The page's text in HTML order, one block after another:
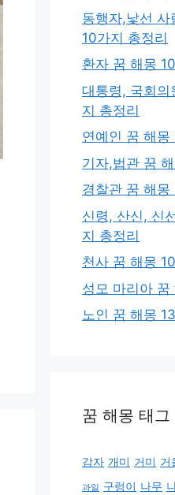
동행자,낯선 사
10가지 총정리
환자 꿈 해몽
대통령, 국회
지 총정리
연예인 꿈 해몽
기자,법관 꿈
경찰관 꿈 해몽
신령, 산신, 신
지 총정리
천사 꿈 해몽
성모 마리아 꿈
노인 꿈 해몽
꿈 해몽 태그
감자 개미 거미 거
과일 구렁이 나무